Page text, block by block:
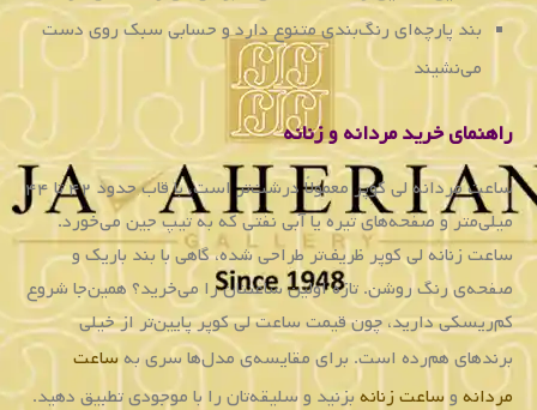
چرا
خرید
ساعت
لی
کوپر
توصیه
می
شود؟
علاقه
مندان
به